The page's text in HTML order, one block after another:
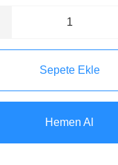
Sepete Ekle
Hemen Al